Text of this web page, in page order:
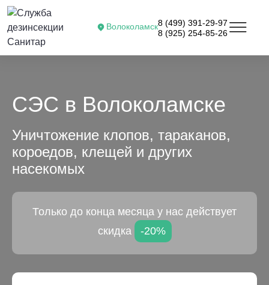
Волоколамск8 (499) 391-29-97
8 (925) 254-85-26
СЭС в Волоколамске
Уничтожение клопов, тараканов,
короедов, клещей и других
насекомых
Только до конца месяца у нас действует
скидка
-20%